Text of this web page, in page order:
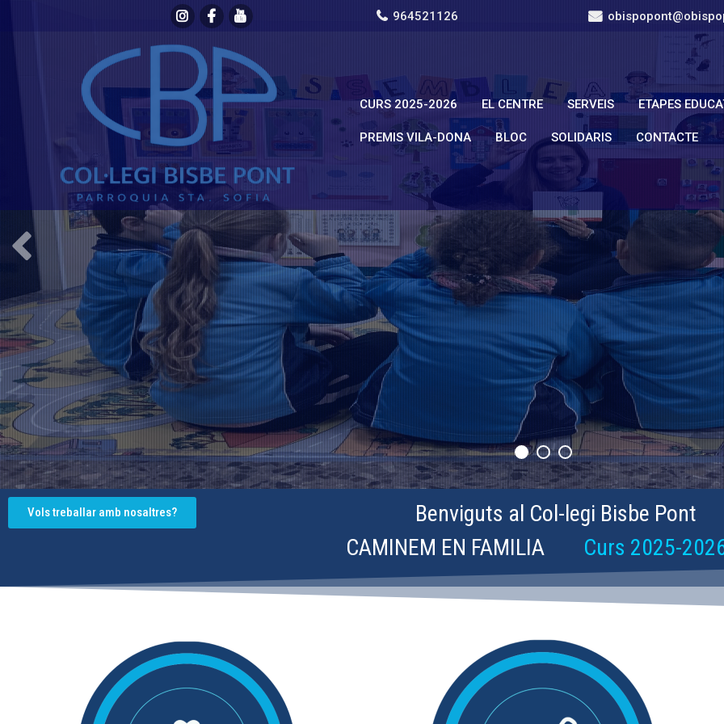
964521126
CURS 2025-2026 EL CENTRE SERVEIS ETAPES
PREMIS VILA-DONA BLOC SOLIDARIS CONTACTE
Vols treballar amb nosaltres?
Benviguts al Col-legi Bisbe Pont
CAMINEM EN FAMILIA Curs 2025-